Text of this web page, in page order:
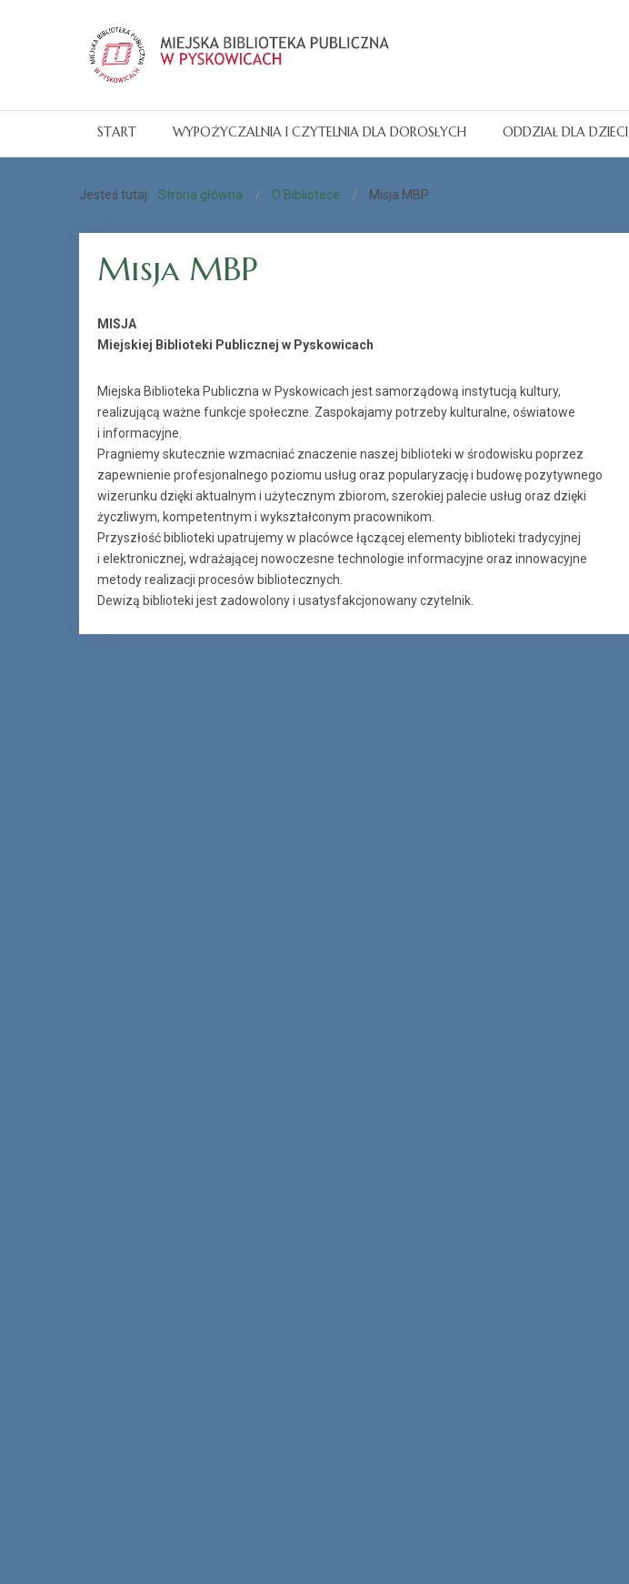
START WYPOŻYCZALNIA I CZYTELNIA DLA DOROSŁYCH ODDZIAŁ DLA DZIECI
Jesteś tutaj: Strona główna O Bibliotece Misja MBP
Misja MBP
MISJA
Miejskiej Biblioteki Publicznej w Pyskowicach
Miejska Biblioteka Publiczna w Pyskowicach jest samorządową instytucją kultury,
realizującą ważne funkcje społeczne. Zaspokajamy potrzeby kulturalne, oświatowe
i informacyjne.
Pragniemy skutecznie wzmacniać znaczenie naszej biblioteki w środowisku poprzez
zapewnienie profesjonalnego poziomu usług oraz popularyzację i budowę pozytywnego
wizerunku dzięki aktualnym i użytecznym zbiorom, szerokiej palecie usług oraz dzięki
życzliwym, kompetentnym i wykształconym pracownikom.
Przyszłość biblioteki upatrujemy w placówce łączącej elementy biblioteki tradycyjnej
i elektronicznej, wdrażającej nowoczesne technologie informacyjne oraz innowacyjne
metody realizacji procesów bibliotecznych.
Dewizą biblioteki jest zadowolony i usatysfakcjonowany czytelnik.